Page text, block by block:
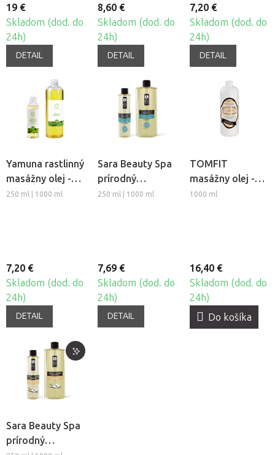
19 €
Skladom (dod. do
24h)
DETAIL
8,60 €
Skladom (dod. do
24h)
DETAIL
7,20 €
Skladom (dod. do
24h)
DETAIL
Yamuna rastlinný
masážny olej -
Medovka
250 ml | 1000 ml
7,20 €
Skladom (dod. do
24h)
DETAIL
Sara Beauty Spa
prírodný
rastlinný
250 ml | 1000 ml
7,69 €
Skladom (dod. do
24h)
DETAIL
TOMFIT
masážny olej -
škoricový
1000 ml
16,40 €
Skladom (dod. do
24h)
Do košíka
Sara Beauty Spa
prírodný